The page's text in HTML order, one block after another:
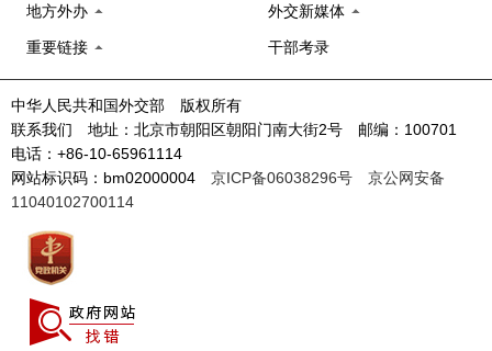
地方外办 外交新媒体
重要链接 干部考录
中华人民共和国外交部 版权所有
联系我们 地址：北京市朝阳区朝阳门南大街2号 邮编：100701
电话：+86-10-65961114
网站标识码：bm02000004 京ICP备06038296号
京公网安备
11040102700114